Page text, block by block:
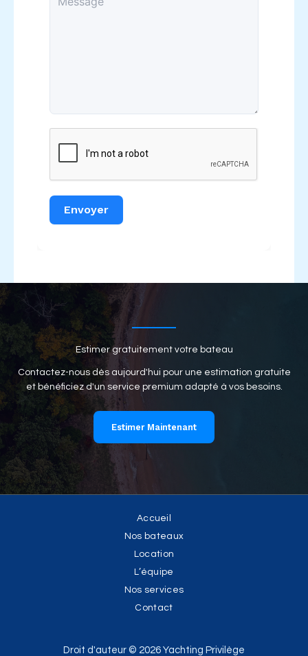
Envoyer
Estimer gratuitement votre bateau
Contactez-nous dès aujourd'hui pour une estimation gratuite
et bénéficiez d'un service premium adapté à vos besoins.
Estimer Maintenant
Accueil
Nos bateaux
Location
L’équipe
Nos services
Contact
Droit d'auteur © 2026 Yachting Privilège